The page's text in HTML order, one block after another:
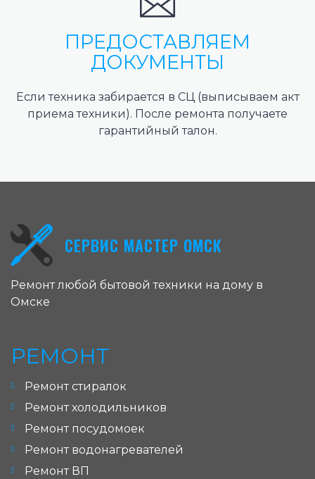
ПРЕДОСТАВЛЯЕМ
ДОКУМЕНТЫ
Если техника забирается в СЦ (выписываем акт
приема техники). После ремонта получаете
гарантийный талон.
СЕРВИС МАСТЕР ОМСК
Ремонт любой бытовой техники на дому в
Омске
РЕМОНТ
Ремонт стиралок
Ремонт холодильников
Ремонт посудомоек
Ремонт водонагревателей
Ремонт ВП